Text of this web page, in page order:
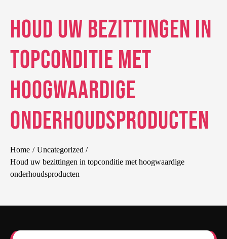
Houd uw bezittingen in
topconditie met
hoogwaardige
onderhoudsproducten
Home
Uncategorized
Houd uw bezittingen in topconditie met hoogwaardige
onderhoudsproducten